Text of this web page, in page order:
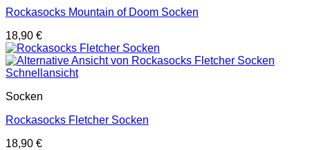
Rockasocks Mountain of Doom Socken
18,90 €
Schnellansicht
Socken
Rockasocks Fletcher Socken
18,90 €